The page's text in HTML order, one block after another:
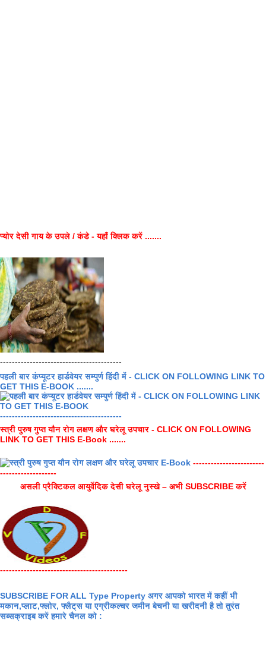
प्योर देसी गाय के उपले / कंडे - यहाँ क्लिक करें .......
-----------------------------------------
पहली बार कंप्यूटर हार्डवेयर सम्पुर्ण हिंदी में - CLICK ON FOLLOWING LINK TO
GET THIS E-BOOK .......
-----------------------------------------
स्त्री पुरुष गुप्त यौन रोग लक्षण और घरेलू उपचार - CLICK ON FOLLOWING
LINK TO GET THIS E-Book .......
------------------------
-------------------
असली प्रैक्टिकल आयुर्वेदिक देसी घरेलू नुस्खे – अभी SUBSCRIBE करें
-------------------------------------------
SUBSCRIBE FOR ALL Type Property अगर आपको भारत में कहीं भी
मकान,प्लाट,फ्लोर, फ्लैट्स या एग्रीकल्चर जमीन बेचनी या खरीदनी है तो तुरंत
सब्सक्राइब करें हमारे चैनल को :